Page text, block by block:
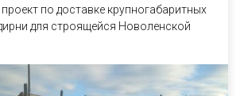
по доставке крупногабаритных
для строящейся Новоленской